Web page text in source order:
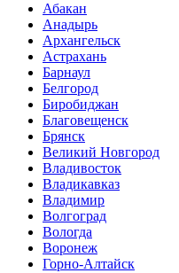
Абакан
Анадырь
Архангельск
Астрахань
Барнаул
Белгород
Биробиджан
Благовещенск
Брянск
Великий Новгород
Владивосток
Владикавказ
Владимир
Волгоград
Вологда
Воронеж
Горно-Алтайск